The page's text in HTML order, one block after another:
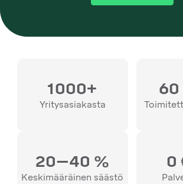
1000+
Yritysasiakasta
60
20–40 %
Keskimääräinen säästö
0